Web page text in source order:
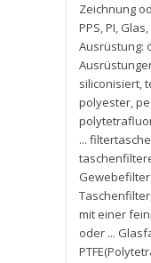
Zeichnung
PPS,PI, Glas,
Ausrüstung:
siliconisiert,
polyester,
...
Taschenfilter
mit einer
oder ...